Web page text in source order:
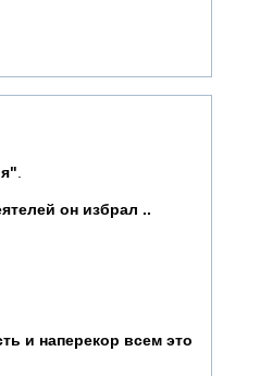
.
он избрал ..
и наперекор всем это